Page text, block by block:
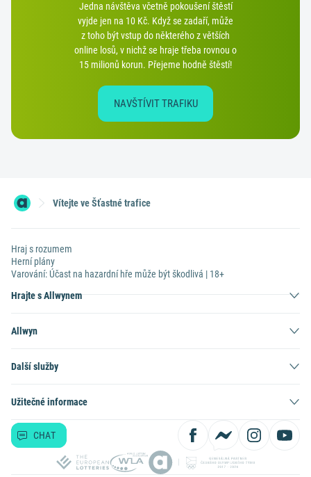
Jedna návštěva včetně pokoušení štěstí
vyjde jen na 10 Kč. Když se zadaří, může
z toho být vstup do některého z větších
online losů, v nichž se hraje třeba rovnou o
15 milionů korun. Přejeme hodně štěstí!
NAVŠTÍVIT TRAFIKU
Vítejte ve Šťastné trafice
Hraj s rozumem
Herní plány
Varování: Účast na hazardní hře může být škodlivá | 18+
Hrajte s Allwynem
Allwyn
Další služby
Užitečné informace
CHAT